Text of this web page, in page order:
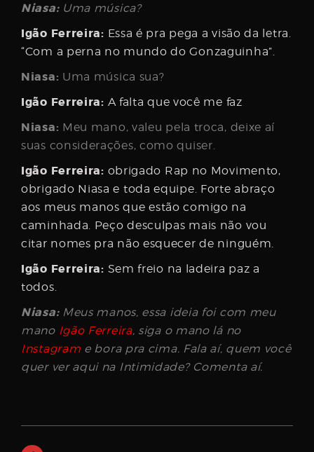
Niasa:Uma música?
Igão Ferreira: Essa é pra pega a visão da letra.
“Com a perna no mundo do Gonzaguinha”.
Niasa: Uma música sua?
Igão Ferreira: A falta que você me faz
Niasa: Meu mano, valeu pela troca, deixe aí
suas considerações, como quiser.
Igão Ferreira: obrigado Rap no Movimento,
obrigado Niasa e toda equipe. Forte abraço
aos meus manos que estão comigo na
caminhada. Peço desculpas mais não vou
citar nomes pra não esquecer de ninguém.
Igão Ferreira: Sem freio na ladeira paz a
todos.
Niasa:Meus manos, essa ideia foi com meu
mano Igão Ferreira, siga o mano lá no
Instagram e bora pra cima. Fala aí, quem você
quer ver aqui na Intimidade? Comenta aí.